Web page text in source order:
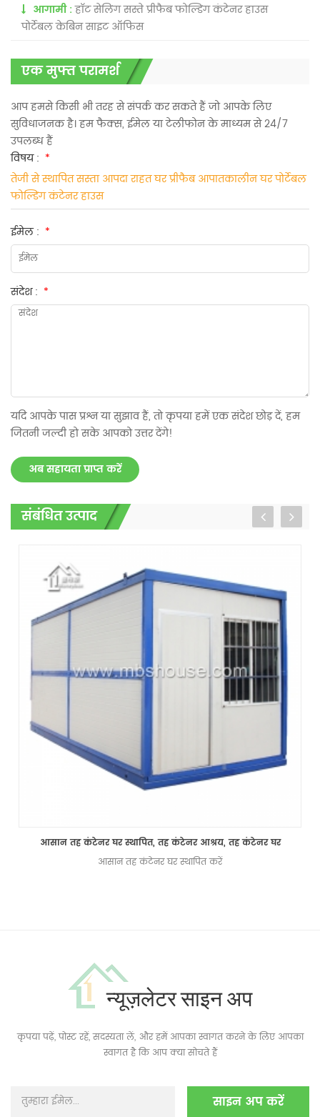
आगामी :हॉट सेलिंग सस्ते प्रीफैब फोल्डिंग कंटेनर हाउस
पोर्टेबल केबिन साइट ऑफिस
एक मुफ्त परामर्श
आप हमसे किसी भी तरह से संपर्क कर सकते हैं जो आपके लिए
सुविधाजनक है। हम फैक्स, ईमेल या टेलीफोन के माध्यम से 24/7
उपलब्ध हैं
विषय : *
तेजी से स्थापित सस्ता आपदा राहत घर प्रीफैब आपातकालीन घर पोर्टेबल
फोल्डिंग कंटेनर हाउस
ईमेल : *
संदेश : *
यदि आपके पास प्रश्न या सुझाव हैं, तो कृपया हमें एक संदेश छोड़ दें, हम
जितनी जल्दी हो सके आपको उत्तर देंगे!
अब सहायता प्राप्त करें
संबंधित उत्पाद
आसान तह कंटेनर घर स्थापित, तह कंटेनर आश्रय, तह कंटेनर घर
आसान तह कंटेनर घर स्थापित करें
न्यूज़लेटर साइन अप
कृपया पढ़ें, पोस्ट रहें, सदस्यता लें, और हमें आपका स्वागत करने के लिए आपका
स्वागत है कि आप क्या सोचते हैं